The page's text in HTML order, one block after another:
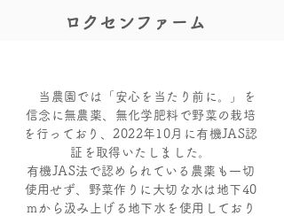
​ロクセンファーム
当農園では「安心を当たり前に。」を
信念に無農薬、無化学肥料で野菜の栽培
を行っており、2022年10月に有機JAS認
証を取得いたしました。
有機JAS法で認められている農薬も一切
使用せず、野菜作りに大切な水は地下40
ｍから汲み上げる地下水を使用しており